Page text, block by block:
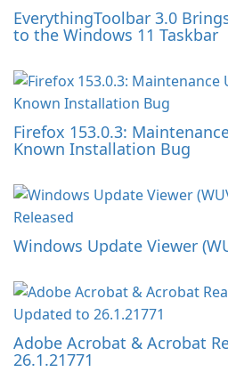
EverythingToolbar 3.0
to the Windows 11 Taskbar
Firefox 153.0.3:
Known Installation Bug
Windows Update Viewer
Adobe Acrobat & Acrobat
26.1.21771